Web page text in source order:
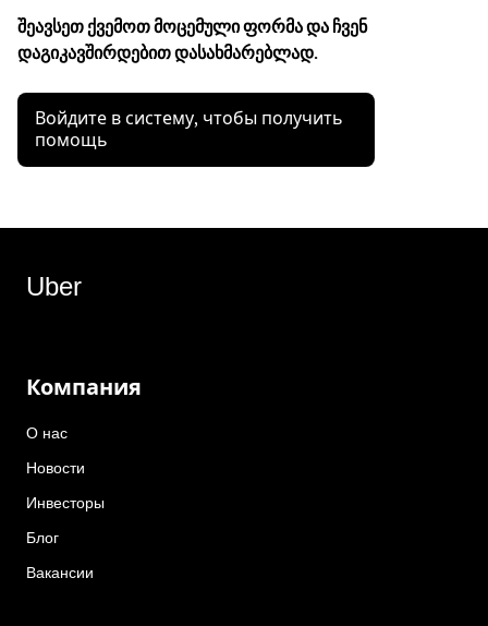
შეავსეთ ქვემოთ მოცემული ფორმა და ჩვენ
დაგიკავშირდებით დასახმარებლად.
Войдите в систему, чтобы получить
помощь
Uber
Компания
О нас
Новости
Инвесторы
Блог
Вакансии